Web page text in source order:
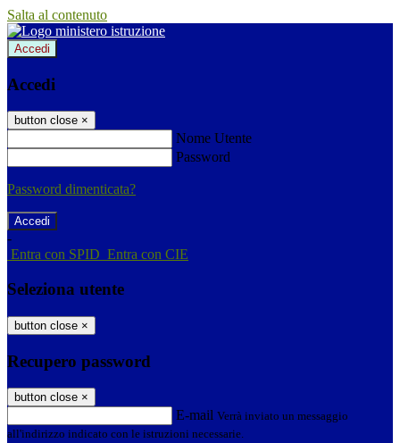
Salta al contenuto
Accedi
Accedi
button close ×
Nome Utente
Password
Password dimenticata?
-
Entra con SPID Entra con CIE
Seleziona utente
button close ×
Recupero password
button close ×
E-mail Verrà inviato un messaggio
all'indirizzo indicato con le istruzioni necessarie.